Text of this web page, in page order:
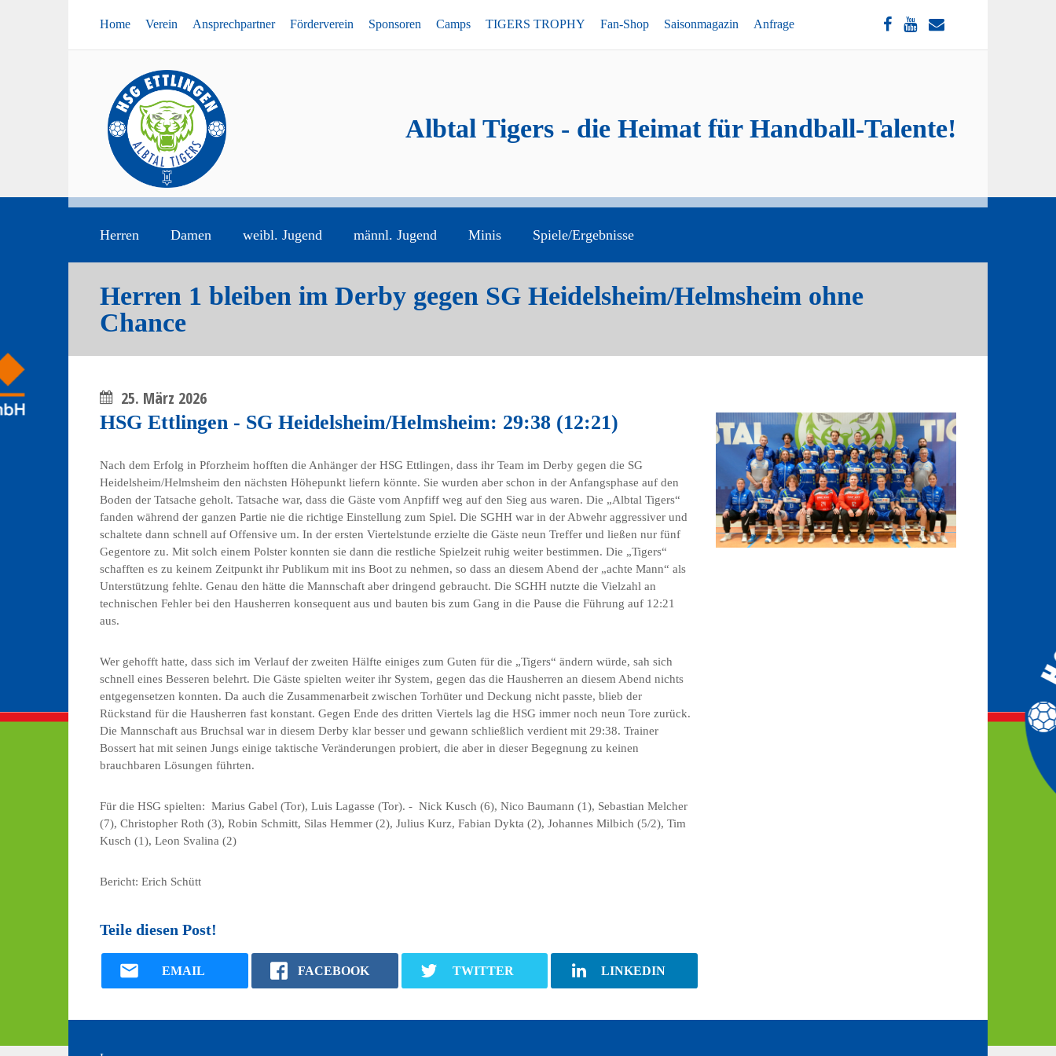
Home Verein Ansprechpartner Förderverein Sponsoren Camps TIGERS TROPHY Fan-Shop Saisonmagazin Anfrage
Albtal Tigers - die Heimat für Handball-Talente!
Herren Damen weibl. Jugend männl. Jugend Minis Spiele/Ergebnisse
Herren 1 bleiben im Derby gegen SG Heidelsheim/Helmsheim ohne
Chance
25. März 2026
HSG Ettlingen - SG Heidelsheim/Helmsheim: 29:38 (12:21)
Nach dem Erfolg in Pforzheim hofften die Anhänger der HSG Ettlingen, dass ihr Team im Derby gegen die SG
Heidelsheim/Helmsheim den nächsten Höhepunkt liefern könnte. Sie wurden aber schon in der Anfangsphase auf den
Boden der Tatsache geholt. Tatsache war, dass die Gäste vom Anpfiff weg auf den Sieg aus waren. Die „Albtal Tigers“
fanden während der ganzen Partie nie die richtige Einstellung zum Spiel. Die SGHH war in der Abwehr aggressiver und
schaltete dann schnell auf Offensive um. In der ersten Viertelstunde erzielte die Gäste neun Treffer und ließen nur fünf
Gegentore zu. Mit solch einem Polster konnten sie dann die restliche Spielzeit ruhig weiter bestimmen. Die „Tigers“
schafften es zu keinem Zeitpunkt ihr Publikum mit ins Boot zu nehmen, so dass an diesem Abend der „achte Mann“ als
Unterstützung fehlte. Genau den hätte die Mannschaft aber dringend gebraucht. Die SGHH nutzte die Vielzahl an
technischen Fehler bei den Hausherren konsequent aus und bauten bis zum Gang in die Pause die Führung auf 12:21
aus.
Wer gehofft hatte, dass sich im Verlauf der zweiten Hälfte einiges zum Guten für die „Tigers“ ändern würde, sah sich
schnell eines Besseren belehrt. Die Gäste spielten weiter ihr System, gegen das die Hausherren an diesem Abend nichts
entgegensetzen konnten. Da auch die Zusammenarbeit zwischen Torhüter und Deckung nicht passte, blieb der
Rückstand für die Hausherren fast konstant. Gegen Ende des dritten Viertels lag die HSG immer noch neun Tore zurück.
Die Mannschaft aus Bruchsal war in diesem Derby klar besser und gewann schließlich verdient mit 29:38. Trainer
Bossert hat mit seinen Jungs einige taktische Veränderungen probiert, die aber in dieser Begegnung zu keinen
brauchbaren Lösungen führten.
Für die HSG spielten: Marius Gabel (Tor), Luis Lagasse (Tor). - Nick Kusch (6), Nico Baumann (1), Sebastian Melcher
(7), Christopher Roth (3), Robin Schmitt, Silas Hemmer (2), Julius Kurz, Fabian Dykta (2), Johannes Milbich (5/2), Tim
Kusch (1), Leon Svalina (2)
Bericht: Erich Schütt
Teile diesen Post!
EMAIL FACEBOOK TWITTER LINKEDIN